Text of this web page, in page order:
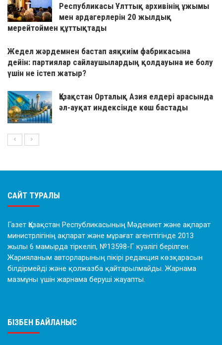
Республикасы Ұлттық архивінің ұжымы
мен ардагерлерін 20 жылдық
мерейтоймен құттықтады
Жедел жәрдемнен бастап аяқкиім фабрикасына
дейін: партиялар сайлаушылардың қолдауына ие болу
үшін не істеп жатыр?
Қазақстан Орталық Азия елдері арасында
әл-ауқат индексінде көш бастады
САЙТ ТУРАЛЫ
Газет Қазақстан Республикасының Мәдениет және ақпарат
министрлігінің ақпарат және мұрағат агенттігінде 2013
жылы 6 мамырда тіркеліп, №13598-Г куәлігі берілген.
Жарияланым авторларының пікірі редакция көзқарасын
білдірмейді және қолжазба қайтарылмайды. Жарнама
мазмұны үшін жарнама беруші жауапты.
БІЗБЕН БАЙЛАНЫС